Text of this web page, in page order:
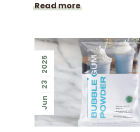
Read more
Jun
23
2025